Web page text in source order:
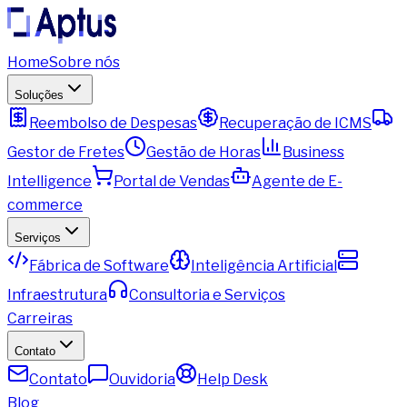
HomeSobre nós
Soluções
Reembolso de Despesas
Recuperação de ICMS
Gestor de Fretes
Gestão de Horas
Business
Intelligence
Portal de Vendas
Agente de E-
commerce
Serviços
Fábrica de Software
Inteligência Artificial
Infraestrutura
Consultoria e Serviços
Carreiras
Contato
Contato Ouvidoria
Help Desk
Blog